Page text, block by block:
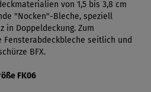
von 1,5 bis 3,8 cm
"Nocken"-Bleche, speziell
in Doppeldeckung. Zum
Fensterabdeckbleche seitlich und
BFX.
FK06